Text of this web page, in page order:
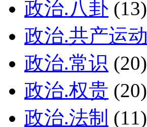
政治.八卦 (13)
政治.共产运动
政治.常识 (20)
政治.权贵 (20)
政治.法制 (11)